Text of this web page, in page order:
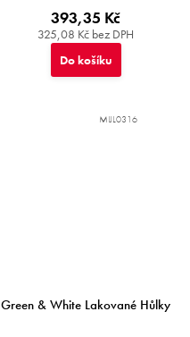
325,08 Kč bez DPH
393,35 Kč
Do košíku
Green & White Lakované Hůlky
MIJL0316